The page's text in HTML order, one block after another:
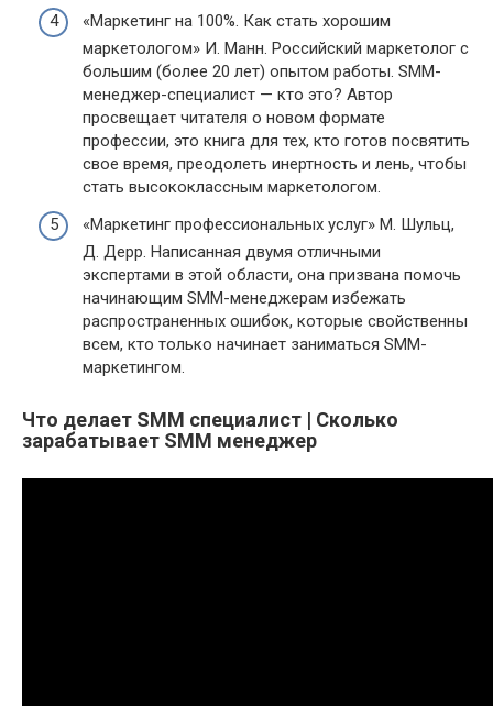
«Маркетинг на 100%. Как стать хорошим
маркетологом» И. Манн. Российский маркетолог с
большим (более 20 лет) опытом работы. SMM-
менеджер-специалист — кто это? Автор
просвещает читателя о новом формате
профессии, это книга для тех, кто готов посвятить
свое время, преодолеть инертность и лень, чтобы
стать высококлассным маркетологом.
«Маркетинг профессиональных услуг» М. Шульц,
Д. Дерр. Написанная двумя отличными
экспертами в этой области, она призвана помочь
начинающим SMM-менеджерам избежать
распространенных ошибок, которые свойственны
всем, кто только начинает заниматься SMM-
маркетингом.
Что делает SMM специалист | Сколько
зарабатывает SMM менеджер